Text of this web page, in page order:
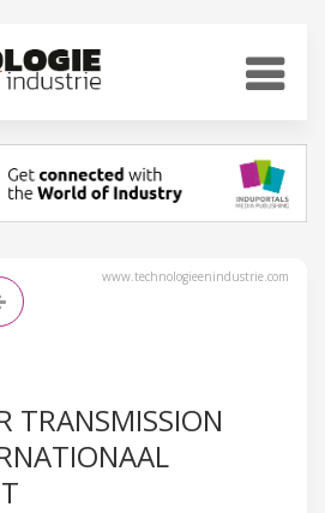
www.technologieenindustrie.com
TRANSMISSION